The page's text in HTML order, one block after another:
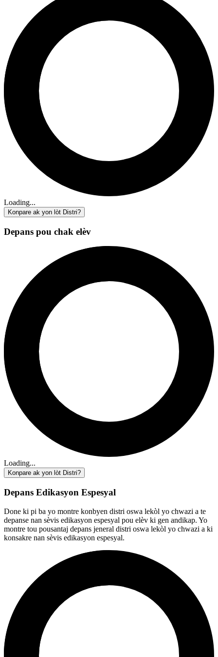
Loading...
Konpare ak yon lòt Distri?
Depans pou chak elèv
Loading...
Konpare ak yon lòt Distri?
Depans Edikasyon Espesyal
Done ki pi ba yo montre konbyen distri oswa lekòl yo chwazi a te
depanse nan sèvis edikasyon espesyal pou elèv ki gen andikap. Yo
montre tou pousantaj depans jeneral distri oswa lekòl yo chwazi a ki
konsakre nan sèvis edikasyon espesyal.